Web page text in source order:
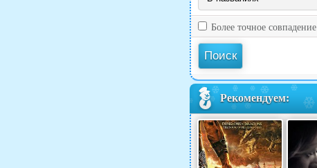
Более точное совпадение
Рекомендуем: